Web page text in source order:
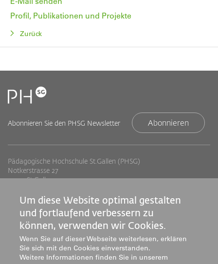
Profil, Publikationen und Projekte
Zurück
Abonnieren Sie den PHSG Newsletter Abonnieren
Pädagogische Hochschule St.Gallen (PHSG)
Notkerstrasse 27
9000 St.Gallen
info@phsg.ch
Footer
Links
Standorte
Jobs
Medien
Mediatheken
Footer
rechts
Studium
Weiterbildung
Forschung & Entwicklung
Dienstleistung
Um diese Website optimal gestalten
und fortlaufend verbessern zu
können, verwenden wir Cookies.
Wenn Sie auf dieser Webseite weiterlesen, erklären
Sie sich mit den Cookies einverstanden.
Weitere Informationen finden Sie in unserem